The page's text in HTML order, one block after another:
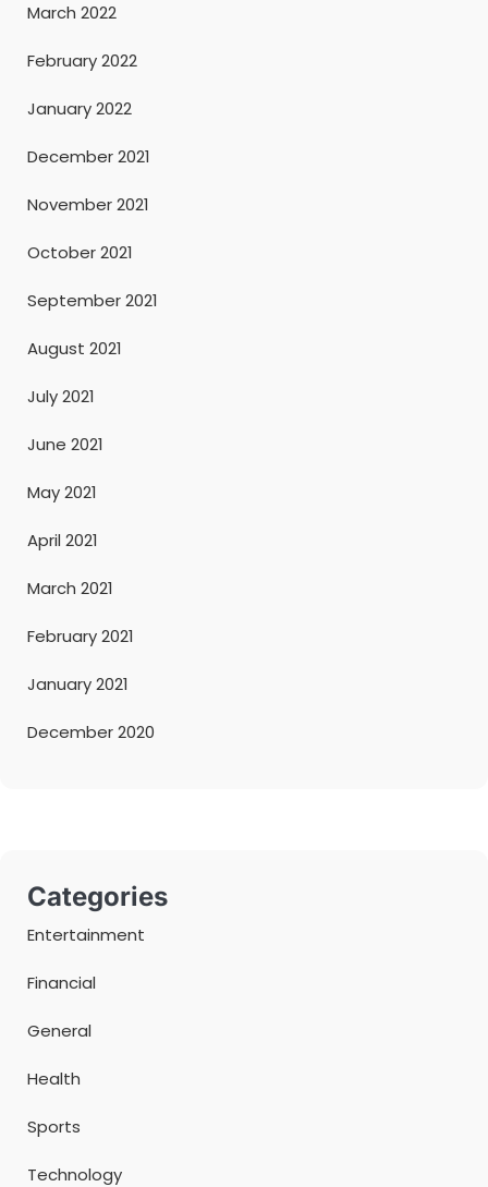
March 2022
February 2022
January 2022
December 2021
November 2021
October 2021
September 2021
August 2021
July 2021
June 2021
May 2021
April 2021
March 2021
February 2021
January 2021
December 2020
Categories
Entertainment
Financial
General
Health
Sports
Technology